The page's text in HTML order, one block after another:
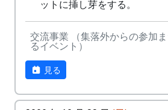
講師の「石積み学校」金子さん
り、要点は3つ。
積み石の後ろに「ぐり」石
下の2つの石と接するよう
主催
STUDIO MOMEN 村田裕樹
建築 : OKK / 大西貴之建築
後援 : 岩座神棚田保全推進
参加について
ットに挿し芽をする。
交流事業 （集落外からの参加
るイベント）
見る